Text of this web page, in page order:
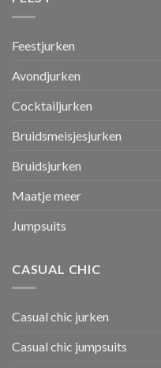
Feestjurken
Avondjurken
Cocktailjurken
Bruidsmeisjesjurken
Bruidsjurken
Maatje meer
Jumpsuits
CASUAL CHIC
Casual chic jurken
Casual chic jumpsuits